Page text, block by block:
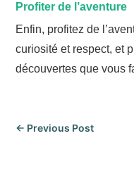
Profiter de l’aventure
Enfin, profitez de
curiosité et respect, et
découvertes que vous
← Previous Post